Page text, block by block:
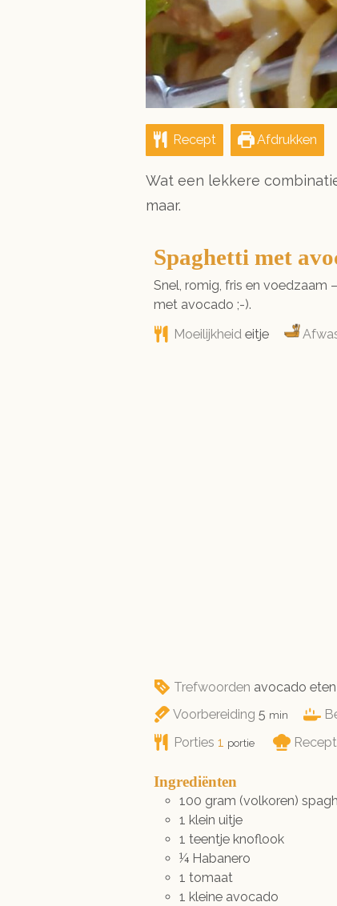
Recept Afdrukken
Wat een lekkere
maar.
Spaghetti met
Snel, romig, fris en voedzaam
met avocado ;-).
Moeilijkheideitje
Trefwoorden avocado
Voorbereiding5 minuten
min
Porties1 portie
Ingrediënten
100 gram (volkoren)
1 klein uitje
1 teentje knoflook
¼ Habanero
1 tomaat
1 kleine avocado